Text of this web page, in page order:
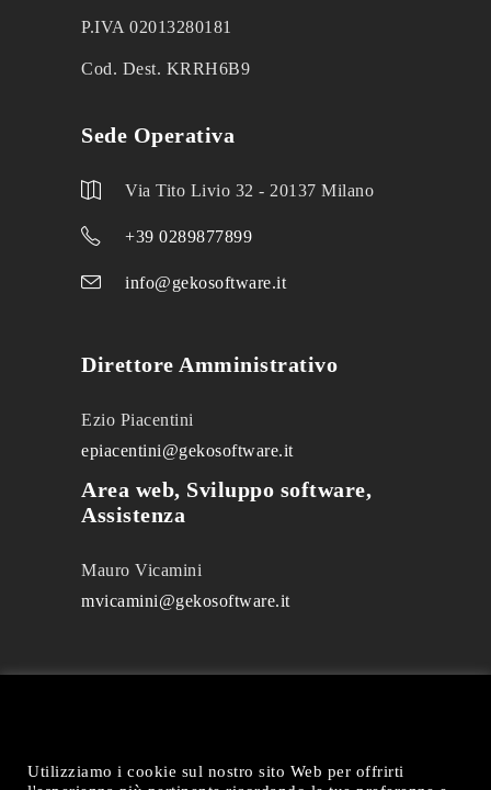
P.IVA 02013280181
Cod. Dest. KRRH6B9
Sede Operativa
Via Tito Livio 32 - 20137 Milano
+39 0289877899
info@gekosoftware.it
Direttore Amministrativo
Ezio Piacentini
epiacentini@gekosoftware.it
Area web, Sviluppo software,
Assistenza
Mauro Vicamini
mvicamini@gekosoftware.it
Utilizziamo i cookie sul nostro sito Web per offrirti